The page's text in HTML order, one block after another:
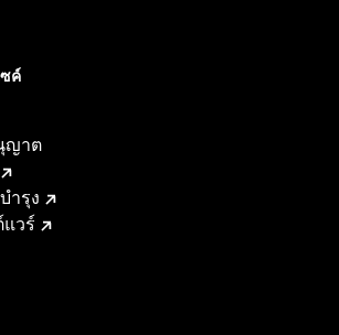
ค์​
ญาต
ำรุง
วร์